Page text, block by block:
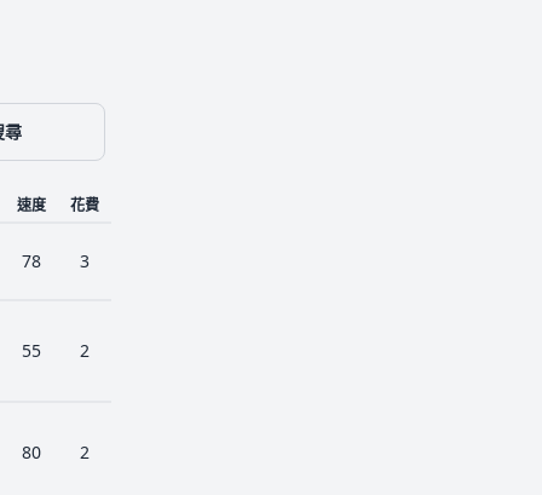
尋
速度 花費
78 3
55 2
80 2